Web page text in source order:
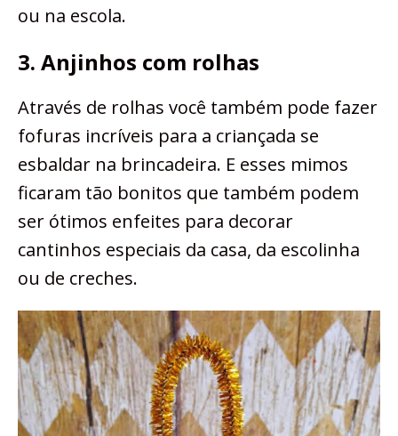
ou na escola.
3. Anjinhos com rolhas
Através de rolhas você também pode fazer
fofuras incríveis para a criançada se
esbaldar na brincadeira. E esses mimos
ficaram tão bonitos que também podem
ser ótimos enfeites para decorar
cantinhos especiais da casa, da escolinha
ou de creches.